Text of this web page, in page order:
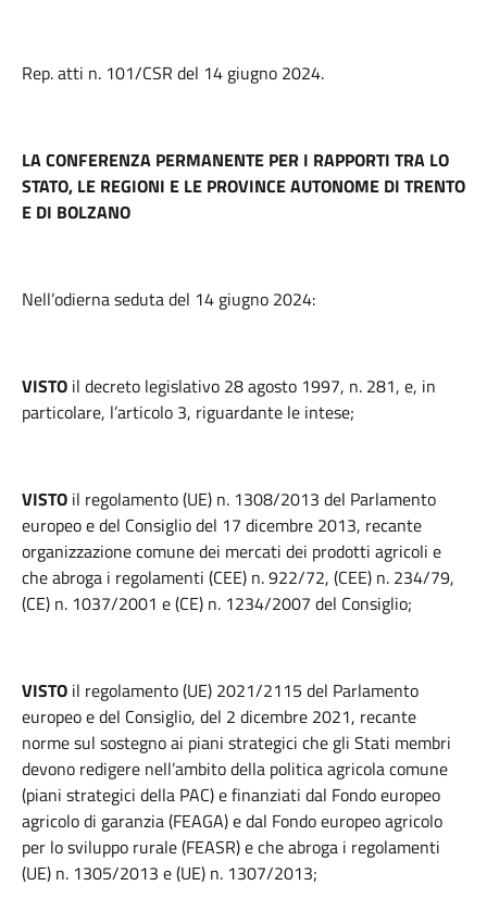
Rep. atti n. 101/CSR del 14 giugno 2024.
LA CONFERENZA PERMANENTE PER I RAPPORTI TRA LO
STATO, LE REGIONI E LE PROVINCE AUTONOME DI TRENTO
E DI BOLZANO
Nell’odierna seduta del 14 giugno 2024:
VISTO il decreto legislativo 28 agosto 1997, n. 281, e, in
particolare, l’articolo 3, riguardante le intese;
VISTO il regolamento (UE) n. 1308/2013 del Parlamento
europeo e del Consiglio del 17 dicembre 2013, recante
organizzazione comune dei mercati dei prodotti agricoli e
che abroga i regolamenti (CEE) n. 922/72, (CEE) n. 234/79,
(CE) n. 1037/2001 e (CE) n. 1234/2007 del Consiglio;
VISTO il regolamento (UE) 2021/2115 del Parlamento
europeo e del Consiglio, del 2 dicembre 2021, recante
norme sul sostegno ai piani strategici che gli Stati membri
devono redigere nell’ambito della politica agricola comune
(piani strategici della PAC) e finanziati dal Fondo europeo
agricolo di garanzia (FEAGA) e dal Fondo europeo agricolo
per lo sviluppo rurale (FEASR) e che abroga i regolamenti
(UE) n. 1305/2013 e (UE) n. 1307/2013;